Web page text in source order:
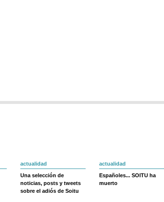
actualidad
Una selección de
noticias, posts y tweets
sobre el adiós de Soitu
actualidad
Españoles... SOITU ha
muerto